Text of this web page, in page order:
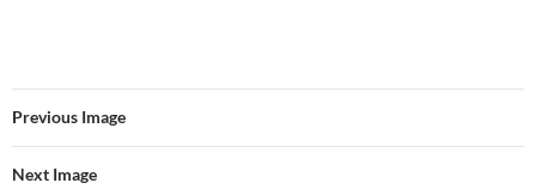
Previous Image
Next Image